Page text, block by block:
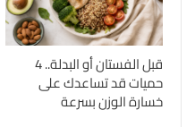
قبل الفستان أو البدلة.. 4
حميات قد تساعدك على
خسارة الوزن بسرعة